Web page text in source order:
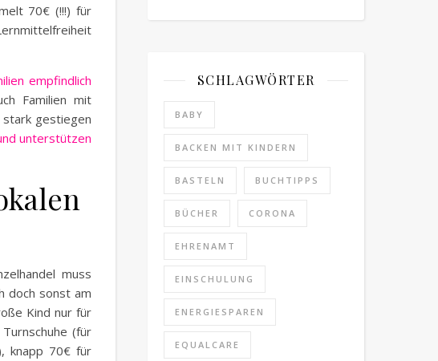
70€ (!!!) für
empfindlich
Familien mit
stark gestiegen
unterstützen
muss
doch sonst am
Kind nur für
(für
knapp 70€ für
SCHLAGWÖRTER
BABY
BACKEN MIT KINDERN
BASTELN BUCHTIPPS
BÜCHER CORONA
EHRENAMT
EINSCHULUNG
ENERGIESPAREN
EQUALCARE